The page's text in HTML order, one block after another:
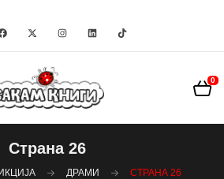
0
Страна 26
ДРАМИ СТРАНА 26